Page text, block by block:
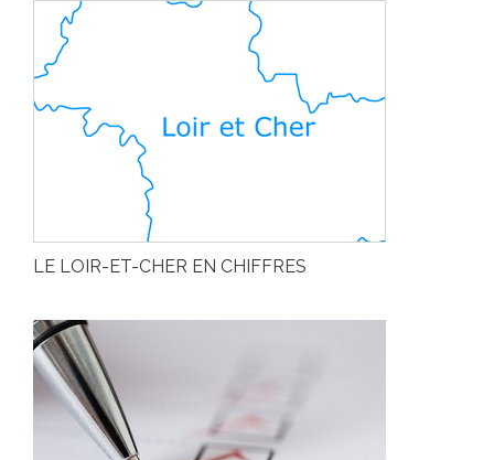
LE LOIR-ET-CHER EN CHIFFRES